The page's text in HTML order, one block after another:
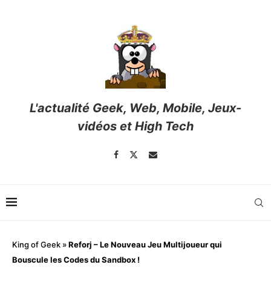
L'actualité Geek, Web, Mobile, Jeux-
vidéos et High Tech
King of Geek »Reforj – Le Nouveau Jeu Multijoueur qui
Bouscule les Codes du Sandbox !